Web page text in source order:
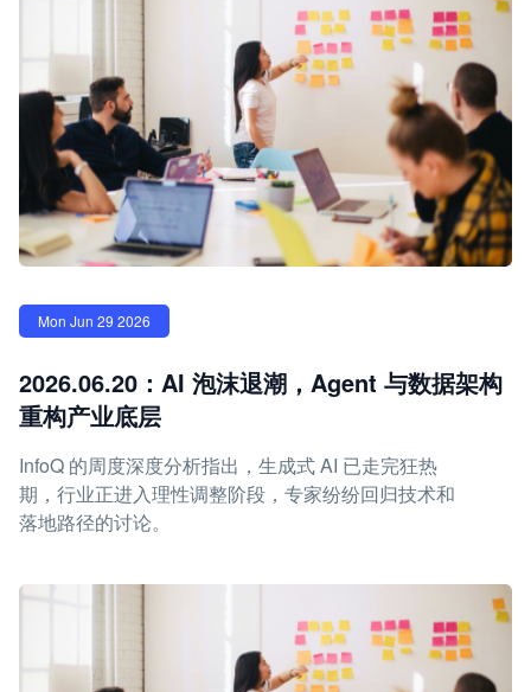
Mon Jun 29 2026
2026.06.20：AI 泡沫退潮，Agent 与数据架构
重构产业底层
InfoQ 的周度深度分析指出，生成式 AI 已走完狂热
期，行业正进入理性调整阶段，专家纷纷回归技术和
落地路径的讨论。